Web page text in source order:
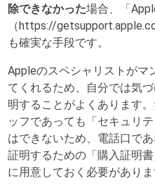
除できなかった場合、「
（https://
も確実な手段です。
Appleのスペシャリストがマ
てくれるため、自分では気
明することがよくあります
ッフであっても「セキュリ
はできないため、電話口で
証明するための「購入証明
に用意しておく必要がありま